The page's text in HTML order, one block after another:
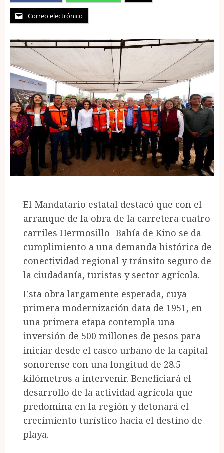
Correo electrónico
El Mandatario estatal destacó que con el
arranque de la obra de la carretera cuatro
carriles Hermosillo- Bahía de Kino se da
cumplimiento a una demanda histórica de
conectividad regional y tránsito seguro de
la ciudadanía, turistas y sector agrícola.
Esta obra largamente esperada, cuya
primera modernización data de 1951, en
una primera etapa contempla una
inversión de 500 millones de pesos para
iniciar desde el casco urbano de la capital
sonorense con una longitud de 28.5
kilómetros a intervenir. Beneficiará el
desarrollo de la actividad agrícola que
predomina en la región y detonará el
crecimiento turístico hacia el destino de
playa.